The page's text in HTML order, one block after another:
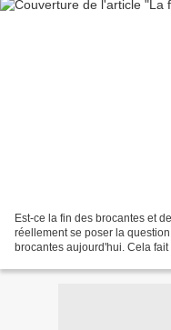
Est-ce la fin des brocantes et
réellement se poser la
brocantes aujourd'hui. Cela